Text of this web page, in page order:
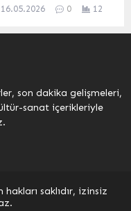
Taşımacılığında
tarihleri arasında
yaptı. Üç gün
etkinlikler; konserler,
müsabakaları,
kampüs
16.05.2026 0 12
son dakika gelişmeleri,
sanat içerikleriyle
hakları saklıdır, izinsiz